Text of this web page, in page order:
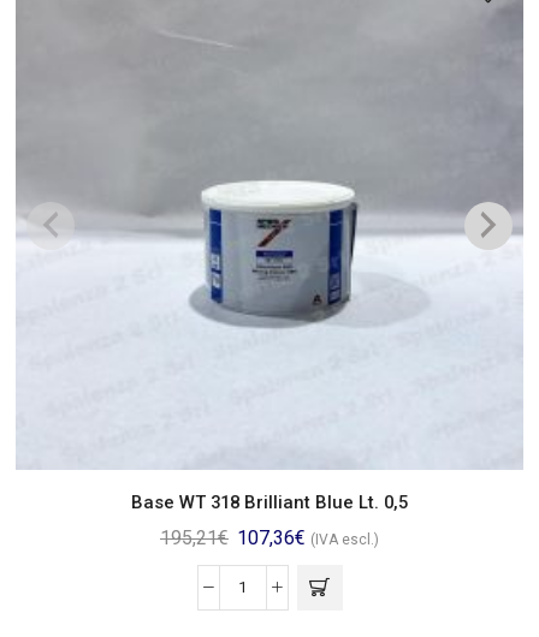
Base WT 318 Brilliant Blue Lt. 0,5
195,21€ 107,36€ (IVA escl.)